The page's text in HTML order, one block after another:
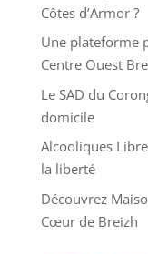
Côtes d’Armor ?
Une plateforme
Centre Ouest
Le SAD du
domicile
Alcooliques
la liberté
Découvrez
Cœur de Breizh